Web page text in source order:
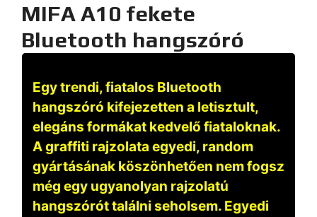
MIFA A10 fekete
Bluetooth hangszóró
Egy trendi, fiatalos Bluetooth
hangszóró kifejezetten a letisztult,
elegáns formákat kedvelő fiataloknak.
A graffiti rajzolata egyedi, random
gyártásának köszönhetően nem fogsz
még egy ugyanolyan rajzolatú
hangszórót találni seholsem. Egyedi